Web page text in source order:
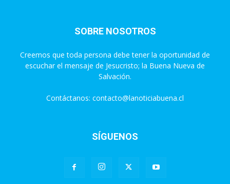
SOBRE NOSOTROS
Creemos que toda persona debe tener la oportunidad de
escuchar el mensaje de Jesucristo; la Buena Nueva de
Salvación.
Contáctanos: contacto@lanoticiabuena.cl
SÍGUENOS